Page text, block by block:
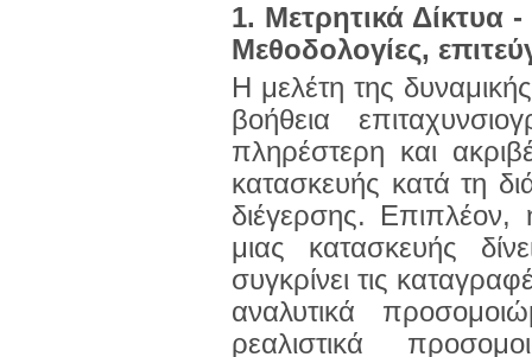
1. Μετρητικά Δίκτυα
Μεθοδολογίες,
Η μελέτη της
βοήθεια
πληρέστερη και
κατασκευής κατά τη
διέγερσης. Επιπλέον,
μιας κατασκευής
συγκρίνει τις
αναλυτικά
ρεαλιστικά